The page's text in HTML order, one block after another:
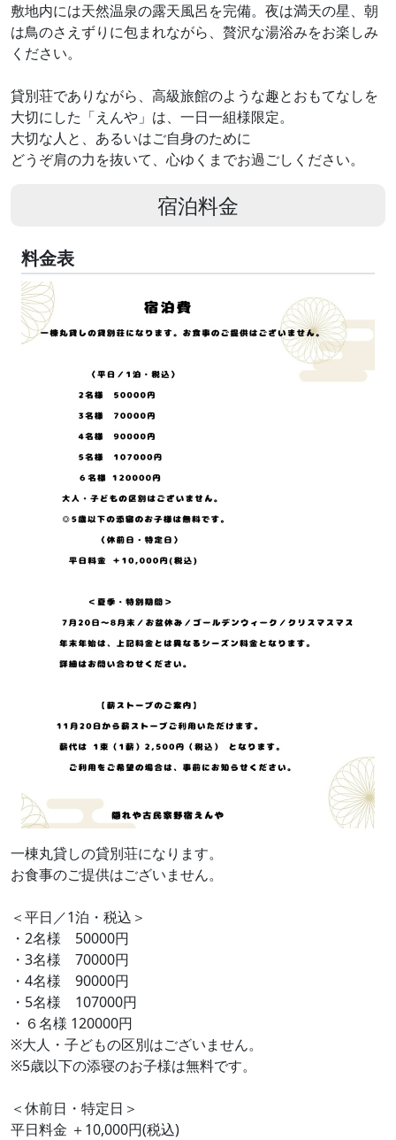
敷地内には天然温泉の露天風呂を完備。夜は満天の星、朝
は鳥のさえずりに包まれながら、贅沢な湯浴みをお楽しみ
ください。
貸別荘でありながら、高級旅館のような趣とおもてなしを
大切にした「えんや」は、一日一組様限定。
大切な人と、あるいはご自身のために
どうぞ肩の力を抜いて、心ゆくまでお過ごしください。
宿泊料金
料金表
一棟丸貸しの貸別荘になります。
お食事のご提供はございません。
＜平日／1泊・税込＞
・2名様 50000円
・3名様 70000円
・4名様 90000円
・5名様 107000円
・６名様 120000円
※大人・子どもの区別はございません。
※5歳以下の添寝のお子様は無料です。
＜休前日・特定日＞
平日料金 ＋10,000円(税込)